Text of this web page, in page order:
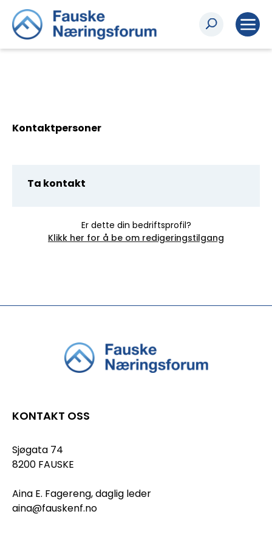
Kontaktpersoner
Ta kontakt
Er dette din bedriftsprofil?
Klikk her for å be om redigeringstilgang
KONTAKT OSS
Sjøgata 74
8200 FAUSKE
Aina E. Fagereng, daglig leder
aina@fauskenf.no